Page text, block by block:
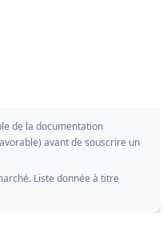
de la documentation
avant de souscrire un
Liste donnée à titre